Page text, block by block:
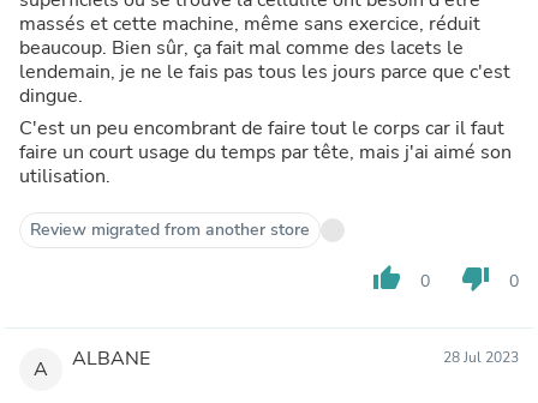
massés et cette machine, même sans exercice, réduit
beaucoup. Bien sûr, ça fait mal comme des lacets le
lendemain, je ne le fais pas tous les jours parce que c'est
dingue.
C'est un peu encombrant de faire tout le corps car il faut
faire un court usage du temps par tête, mais j'ai aimé son
utilisation.
Review migrated from another store
thumb_up 0 thumb_down 0
A ALBANE 28 Jul 2023